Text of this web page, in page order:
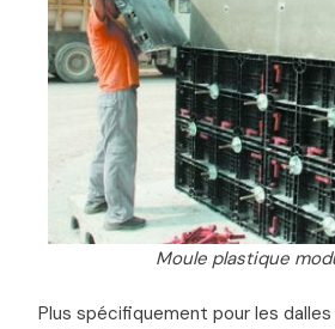
Moule plastique
Plus spécifiquement pour les